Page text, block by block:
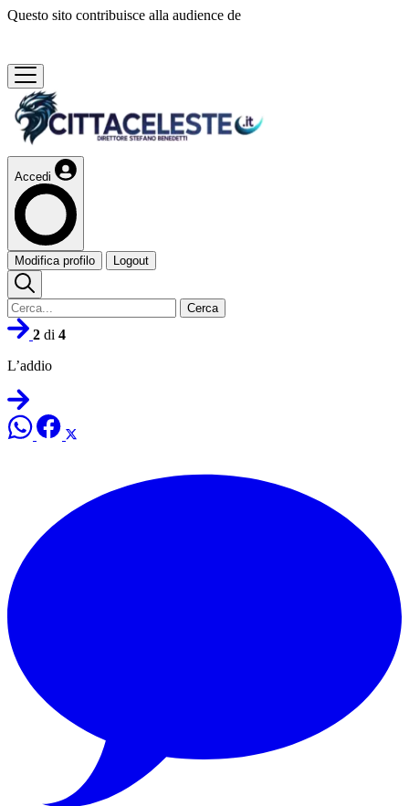
Questo sito contribuisce alla audience de
Accedi
Modifica profilo Logout
Cerca
2 di 4
L’addio